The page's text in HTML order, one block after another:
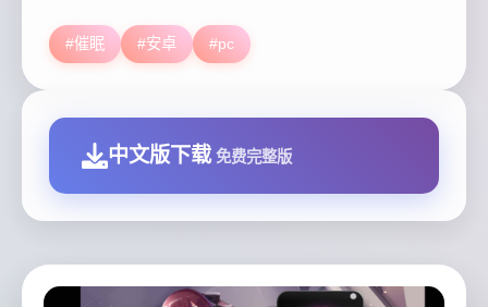
#催眠 #安卓 #pc
中文版下载 免费完整版